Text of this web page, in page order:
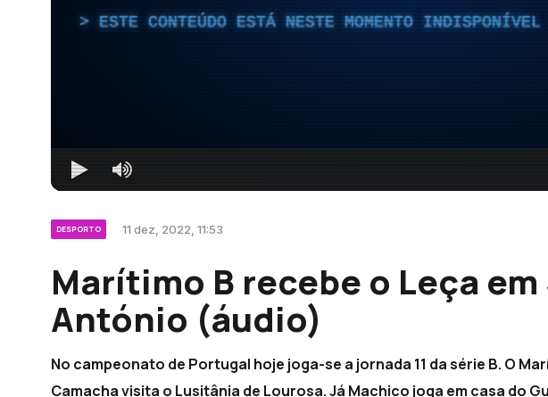
ESTE CONTEÚDO ESTÁ NESTE MOMENTO INDISPONÍVEL
DESPORTO 11 dez, 2022, 11:53
Marítimo B recebe o Leça
António (áudio)
No campeonato de Portugal hoje joga-se a jornada 11 da série B. O
Camacha visita o Lusitânia de Lourosa. Já Machico joga em casa do